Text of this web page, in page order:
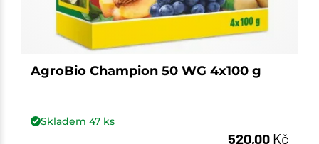
AgroBio Champion 50 WG 4x100 g
Skladem 47ks
520,00 Kč